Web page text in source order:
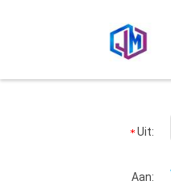
Uit:
Aan: